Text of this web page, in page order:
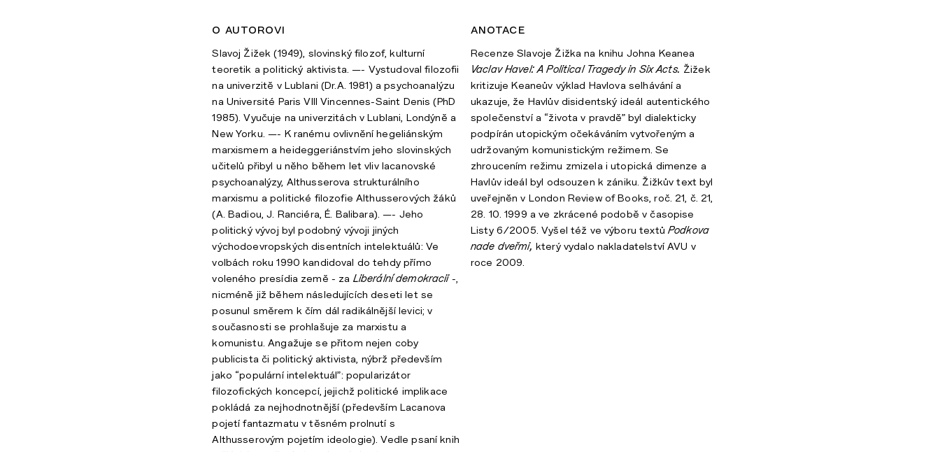
o autorovi
Slavoj Žižek (1949), slovinský filozof, kulturní
teoretik a politický aktivista. —- Vystudoval filozofii
na univerzitě v Lublani (Dr.A. 1981) a psychoanalýzu
na Université Paris VIII Vincennes-Saint Denis (PhD
1985). Vyučuje na univerzitách v Lublani, Londýně a
New Yorku. —- K ranému ovlivnění hegeliánským
marxismem a heideggeriánstvím jeho slovinských
učitelů přibyl u něho během let vliv lacanovské
psychoanalýzy, Althusserova strukturálního
marxismu a politické filozofie Althusserových žáků
(A. Badiou, J. Ranciéra, É. Balibara). —- Jeho
politický vývoj byl podobný vývoji jiných
východoevropských disentních intelektuálů: Ve
volbách roku 1990 kandidoval do tehdy přímo
voleného presídia země - za Liberální demokracii-,
nicméně již během následujících deseti let se
posunul směrem k čím dál radikálnější levici; v
současnosti se prohlašuje za marxistu a
komunistu. Angažuje se přitom nejen coby
publicista či politický aktivista, nýbrž především
jako “populární intelektuál”: popularizátor
filozofických koncepcí, jejichž politické implikace
pokládá za nejhodnotnější (především Lacanova
pojetí fantazmatu v těsném prolnutí s
Althusserovým pojetím ideologie). Vedle psaní knih
anotace
Recenze Slavoje Žižka na knihu Johna Keanea
Vaclav Havel: A Political Tragedy in Six Acts. Žižek
kritizuje Keaneův výklad Havlova selhávání a
ukazuje, že Havlův disidentský ideál autentického
společenství a “života v pravdě” byl dialekticky
podpírán utopickým očekáváním vytvořeným a
udržovaným komunistickým režimem. Se
zhroucením režimu zmizela i utopická dimenze a
Havlův ideál byl odsouzen k zániku. Žižkův text byl
uveřejněn v London Review of Books, roč. 21, č. 21,
28. 10. 1999 a ve zkrácené podobě v časopise
Listy 6/2005. Vyšel též ve výboru textů Podkova
nade dveřmi, který vydalo nakladatelství AVU v
roce 2009.